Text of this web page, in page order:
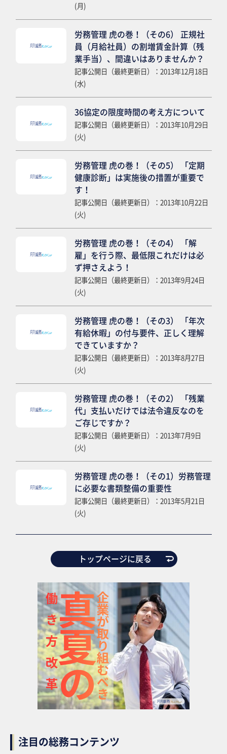
(月)
労務管理 虎の巻！（その6） 正規社
員（月給社員）の割増賃金計算（残
業手当）、間違いはありませんか？
記事公開日（最終更新日）：2013年12月18日
(水)
36協定の限度時間の考え方について
記事公開日（最終更新日）：2013年10月29日
(火)
労務管理 虎の巻！（その5） 「定期
健康診断」は実施後の措置が重要で
す！
記事公開日（最終更新日）：2013年10月22日
(火)
労務管理 虎の巻！（その4） 「解
雇」を行う際、最低限これだけは必
ず押さえよう！
記事公開日（最終更新日）：2013年9月24日
(火)
労務管理 虎の巻！（その3） 「年次
有給休暇」の付与要件、正しく理解
できていますか？
記事公開日（最終更新日）：2013年8月27日
(火)
労務管理 虎の巻！（その2） 「残業
代」支払いだけでは法令違反なのを
ご存じですか？
記事公開日（最終更新日）：2013年7月9日
(火)
労務管理 虎の巻！（その1）労務管理
に必要な書類整備の重要性
記事公開日（最終更新日）：2013年5月21日
(火)
トップページに戻る
注目の総務コンテンツ